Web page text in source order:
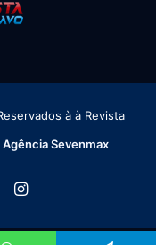
à à Revista
Agência Sevenmax
Instagram